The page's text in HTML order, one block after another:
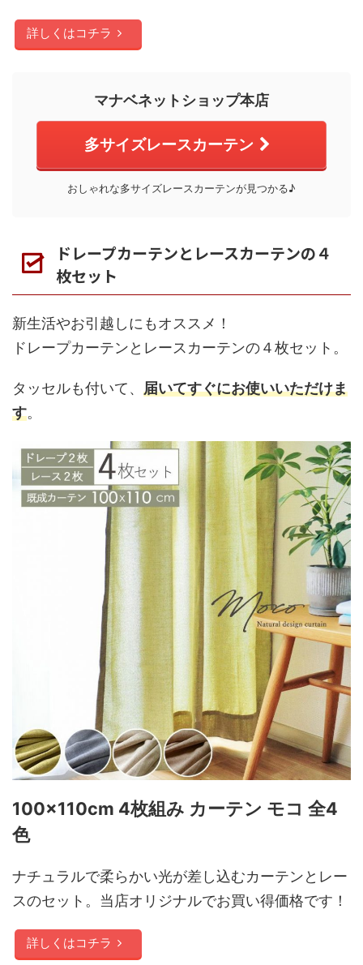
詳しくはコチラ
マナベネットショップ本店
多サイズレースカーテン
おしゃれな多サイズレースカーテンが見つかる♪
ドレープカーテンとレースカーテンの４
枚セット
新生活やお引越しにもオススメ！
ドレープカーテンとレースカーテンの４枚セット。
タッセルも付いて、 届いてすぐにお使いいただけま
す。
100x110cm 4枚組み カーテン モコ 全4
色
ナチュラルで柔らかい光が差し込むカーテンとレー
スのセット。当店オリジナルでお買い得価格です！
詳しくはコチラ